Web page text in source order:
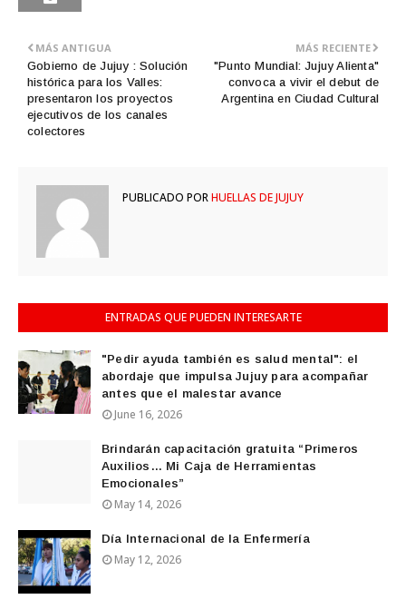
MÁS RECIENTE
"Punto Mundial: Jujuy Alienta"
convoca a vivir el debut de
Argentina en Ciudad Cultural
MÁS ANTIGUA
Gobierno de Jujuy : Solución
histórica para los Valles:
presentaron los proyectos
ejecutivos de los canales
colectores
PUBLICADO PORHUELLAS DE JUJUY
ENTRADAS QUE PUEDEN INTERESARTE
"Pedir ayuda también es salud mental": el
abordaje que impulsa Jujuy para acompañar
antes que el malestar avance
June 16, 2026
Brindarán capacitación gratuita “Primeros
Auxilios… Mi Caja de Herramientas
Emocionales”
May 14, 2026
Día Internacional de la Enfermería
May 12, 2026